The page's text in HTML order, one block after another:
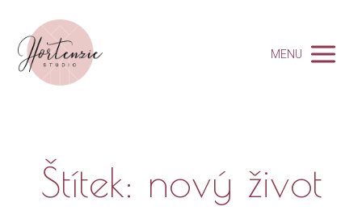
MENU
Štítek: nový život